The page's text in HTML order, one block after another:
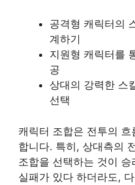
공격형 캐릭터의
계하기
지원형 캐릭터를
공
상대의 강력한 스
선택
캐릭터 조합은 전투의
합니다. 특히, 상대측의
조합을 선택하는 것이
실패가 있다 하더라도,